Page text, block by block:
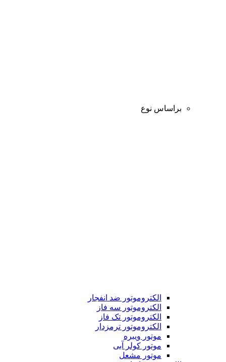
براساس نوع
الکتروموتور ضد انفجار
الکتروموتور سه فاز
الکتروموتور تک فاز
الکتروموتور ترمزدار
موتور ویبره
موتور کولر آبی
موتور مشعل